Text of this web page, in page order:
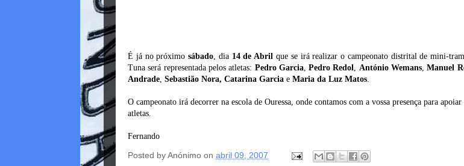
É já no próximosábado, dia 14 de Abril que se irá realizar o campeonato distrital de mini-
Tuna será representada pelos atletas: Pedro Garcia,Pedro Redol, António Wemans,Manuel
Andrade, Sebastião Nora, Catarina Garcia e Maria da Luz Matos.
O campeonato irá decorrer na escola de Ouressa, onde contamos com a vossa presença para apoiar
atletas.
Fernando
Posted byAnónimo on abril 09, 2007